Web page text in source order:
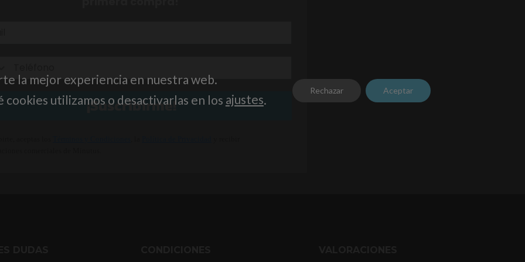
¡Suscribirme!
la mejor experiencia en nuestra web.
cookies utilizamos o desactivarlas en los ajustes.
Aceptar
Rechazar